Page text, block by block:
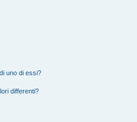
uno di essi?
differenti?